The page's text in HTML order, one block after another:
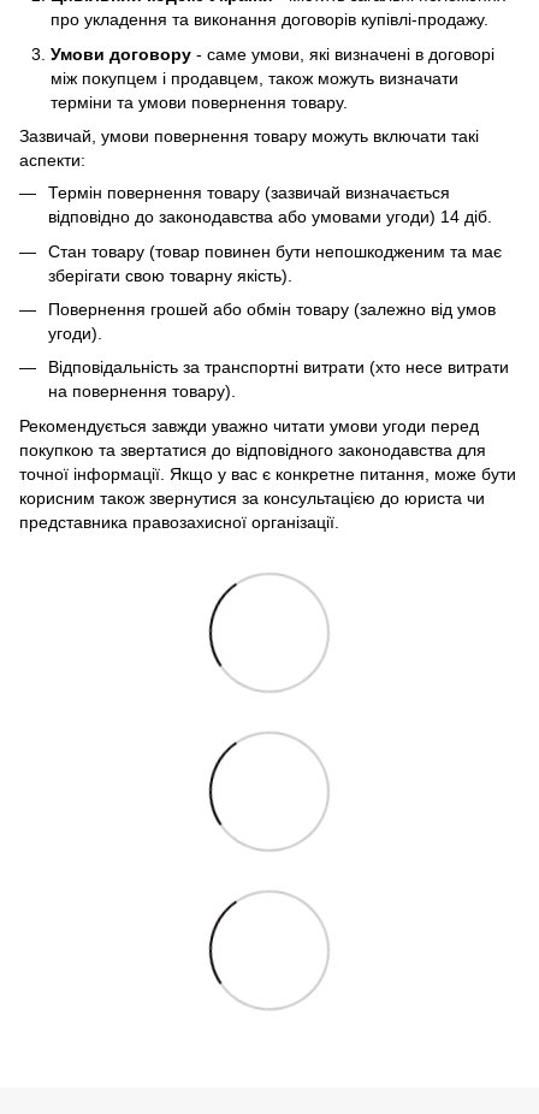
про укладення та виконання договорів купівлі-продажу.
Умови договору - саме умови, які визначені в договорі
між покупцем і продавцем, також можуть визначати
терміни та умови повернення товару.
Зазвичай, умови повернення товару можуть включати такі
аспекти:
Термін повернення товару (зазвичай визначається
відповідно до законодавства або умовами угоди) 14 діб.
Стан товару (товар повинен бути непошкодженим та має
зберігати свою товарну якість).
Повернення грошей або обмін товару (залежно від умов
угоди).
Відповідальність за транспортні витрати (хто несе витрати
на повернення товару).
Рекомендується завжди уважно читати умови угоди перед
покупкою та звертатися до відповідного законодавства для
точної інформації. Якщо у вас є конкретне питання, може бути
корисним також звернутися за консультацією до юриста чи
представника правозахисної організації.